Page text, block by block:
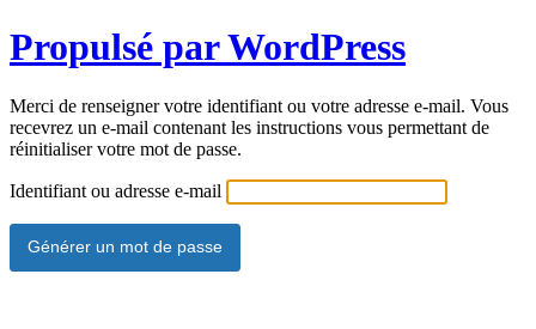
Propulsé par WordPress
Merci de renseigner votre identifiant ou votre adresse e-mail. Vous
recevrez un e-mail contenant les instructions vous permettant de
réinitialiser votre mot de passe.
Identifiant ou adresse e-mail